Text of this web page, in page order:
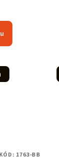
KÓD: 1763-BB